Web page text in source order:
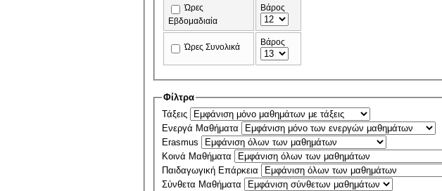
Ώρες
Εβδομαδιαία
Βάρος
Ώρες Συνολικά Βάρος
Φίλτρα
Τάξεις
Ενεργά Μαθήματα
Erasmus
Κοινά Μαθήματα
Παιδαγωγική Επάρκεια
Σύνθετα Μαθήματα